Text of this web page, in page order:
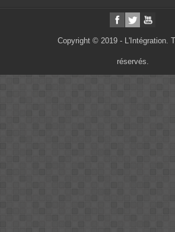
Copyright © 2019 - L'Intégration.
réservés.